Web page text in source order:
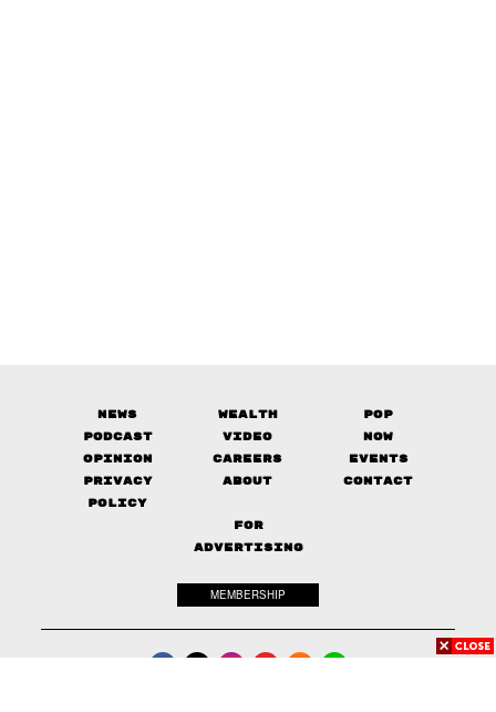
News Wealth
Pop
Podcast
Video
Now
Opinion
Careers
Events
Privacy
Policy
About Contact
FOR
ADVERTISING
MEMBERSHIP